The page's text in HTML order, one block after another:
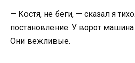
— Костя, не беги, — сказал я
постановление. У ворот
Они вежливые.